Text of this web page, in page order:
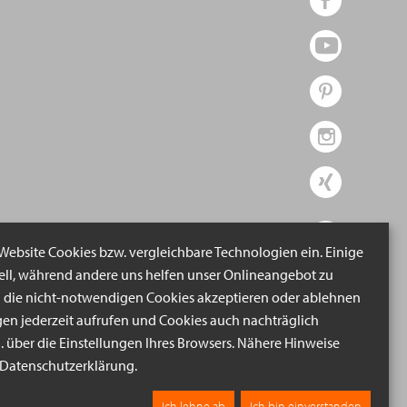
Cookies bzw. vergleichbare Technologien ein. Einige
während andere uns helfen unser Onlineangebot zu
die nicht-notwendigen Cookies akzeptieren oder ablehnen
jederzeit aufrufen und Cookies auch nachträglich
über die Einstellungen Ihres Browsers. Nähere Hinweise